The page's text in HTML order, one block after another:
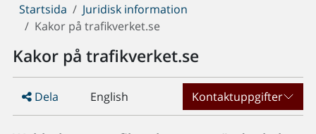
Du
är
Startsida
Juridisk information
Kakor på trafikverket.se
Kakor på trafikverket.se
Dela English Kontaktuppgifter